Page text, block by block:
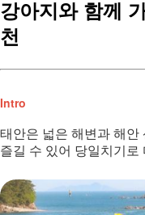
강아지와 함께
천
Intro
태안은 넓은 해변과 해안
즐길 수 있어 당일치기로